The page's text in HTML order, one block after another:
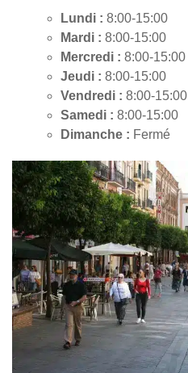
Lundi : 8:00-15:00
Mardi : 8:00-15:00
Mercredi : 8:00-15:00
Jeudi : 8:00-15:00
Vendredi : 8:00-15:00
Samedi : 8:00-15:00
Dimanche : Fermé